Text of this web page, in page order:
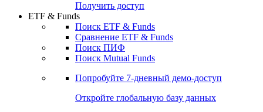
Получить доступ
ETF & Funds
Поиск ETF & Funds
Сравнение ETF & Funds
Поиск ПИФ
Поиск Mutual Funds
Попробуйте 7-дневный демо-доступ
Откройте глобальную базу данных